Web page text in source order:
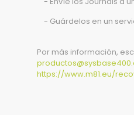
- Guárdelos en un
Por más información,
https://www.m81.eu/